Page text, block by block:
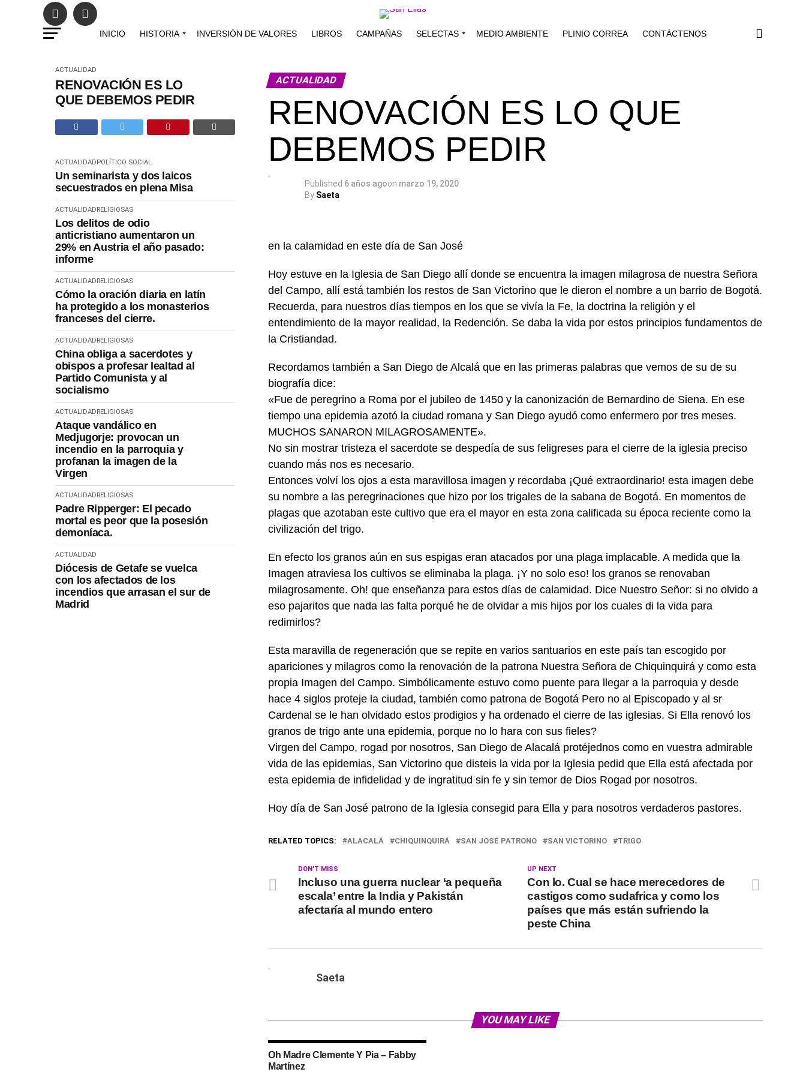
INICIO HISTORIA INVERSIÓN DE VALORES LIBROS CAMPAÑAS SELECTAS MEDIO AMBIENTE PLINIO CORREA CONTÁCTENOS
ACTUALIDAD
RENOVACIÓN ES LO
QUE DEBEMOS PEDIR
ACTUALIDADPOLÍTICO SOCIAL
Un seminarista y dos laicos
secuestrados en plena Misa
ACTUALIDADRELIGIOSAS
Los delitos de odio
anticristiano aumentaron un
29% en Austria el año pasado:
informe
ACTUALIDADRELIGIOSAS
Cómo la oración diaria en latín
ha protegido a los monasterios
franceses del cierre.
ACTUALIDADRELIGIOSAS
China obliga a sacerdotes y
obispos a profesar lealtad al
Partido Comunista y al
socialismo
ACTUALIDADRELIGIOSAS
Ataque vandálico en
Medjugorje: provocan un
incendio en la parroquia y
profanan la imagen de la
Virgen
ACTUALIDADRELIGIOSAS
Padre Ripperger: El pecado
mortal es peor que la posesión
demoníaca.
ACTUALIDAD
Diócesis de Getafe se vuelca
con los afectados de los
incendios que arrasan el sur de
Madrid
ACTUALIDAD
RENOVACIÓN ES LO QUE
DEBEMOS PEDIR
Published 6 años agoon marzo 19, 2020
By Saeta
en la calamidad en este día de San José
Hoy estuve en la Iglesia de San Diego allí donde se encuentra la imagen milagrosa de nuestra Señora
del Campo, allí está también los restos de San Victorino que le dieron el nombre a un barrio de Bogotá.
Recuerda, para nuestros días tiempos en los que se vivía la Fe, la doctrina la religión y el
entendimiento de la mayor realidad, la Redención. Se daba la vida por estos principios fundamentos de
la Cristiandad.
Recordamos también a San Diego de Alcalá que en las primeras palabras que vemos de su de su
biografía dice:
«Fue de peregrino a Roma por el jubileo de 1450 y la canonización de Bernardino de Siena. En ese
tiempo una epidemia azotó la ciudad romana y San Diego ayudó como enfermero por tres meses.
MUCHOS SANARON MILAGROSAMENTE».
No sin mostrar tristeza el sacerdote se despedía de sus feligreses para el cierre de la iglesia preciso
cuando más nos es necesario.
Entonces volví los ojos a esta maravillosa imagen y recordaba ¡Qué extraordinario! esta imagen debe
su nombre a las peregrinaciones que hizo por los trigales de la sabana de Bogotá. En momentos de
plagas que azotaban este cultivo que era el mayor en esta zona calificada su época reciente como la
civilización del trigo.
En efecto los granos aún en sus espigas eran atacados por una plaga implacable. A medida que la
Imagen atraviesa los cultivos se eliminaba la plaga. ¡Y no solo eso! los granos se renovaban
milagrosamente. Oh! que enseñanza para estos días de calamidad. Dice Nuestro Señor: si no olvido a
eso pajaritos que nada las falta porqué he de olvidar a mis hijos por los cuales di la vida para
redimirlos?
Esta maravilla de regeneración que se repite en varios santuarios en este país tan escogido por
apariciones y milagros como la renovación de la patrona Nuestra Señora de Chiquinquirá y como esta
propia Imagen del Campo. Simbólicamente estuvo como puente para llegar a la parroquia y desde
hace 4 siglos proteje la ciudad, también como patrona de Bogotá Pero no al Episcopado y al sr
Cardenal se le han olvidado estos prodigios y ha ordenado el cierre de las iglesias. Si Ella renovó los
granos de trigo ante una epidemia, porque no lo hara con sus fieles?
Virgen del Campo, rogad por nosotros, San Diego de Alacalá protéjednos como en vuestra admirable
vida de las epidemias, San Victorino que disteis la vida por la Iglesia pedid que Ella está afectada por
esta epidemia de infidelidad y de ingratitud sin fe y sin temor de Dios Rogad por nosotros.
Hoy día de San José patrono de la Iglesia consegid para Ella y para nosotros verdaderos pastores.
RELATED TOPICS: ALACALÁ CHIQUINQUIRÁ SAN JOSÉ PATRONO SAN VICTORINO TRIGO
UP NEXT
Con lo. Cual se hace merecedores de
castigos como sudafrica y como los
países que más están sufriendo la
peste China
DON'T MISS
Incluso una guerra nuclear ‘a pequeña
escala’ entre la India y Pakistán
afectaría al mundo entero
Saeta
YOU MAY LIKE
Oh Madre Clemente Y Pia – Fabby
Martínez